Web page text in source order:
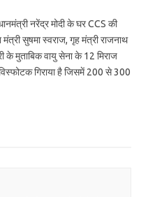
नरेंद्र मोदी के घर CCS की
मंत्री सुषमा स्वराज, गृह मंत्री राजनाथ
के मुताबिक वायु सेना के 12 मिराज
गिराया है जिसमें 200 से 300